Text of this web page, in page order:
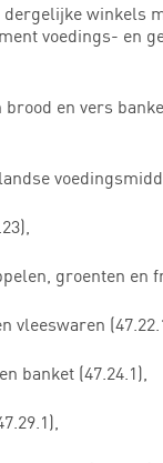
winkels
voedings- en
brood en vers
groenten en
vleeswaren
banket (47.24.1),